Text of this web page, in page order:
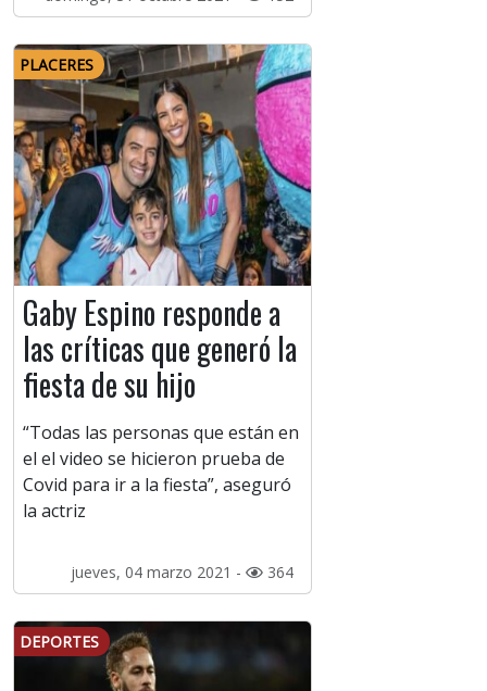
PLACERES
Gaby Espino responde a
las críticas que generó la
fiesta de su hijo
“Todas las personas que están en
el el video se hicieron prueba de
Covid para ir a la fiesta”, aseguró
la actriz
jueves, 04 marzo 2021 - 364
DEPORTES